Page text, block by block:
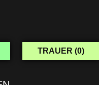
TRAUER (0)